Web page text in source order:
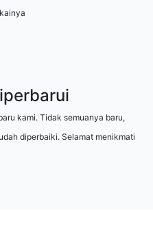
kami. Tidak semuanya baru,
diperbaiki. Selamat menikmati